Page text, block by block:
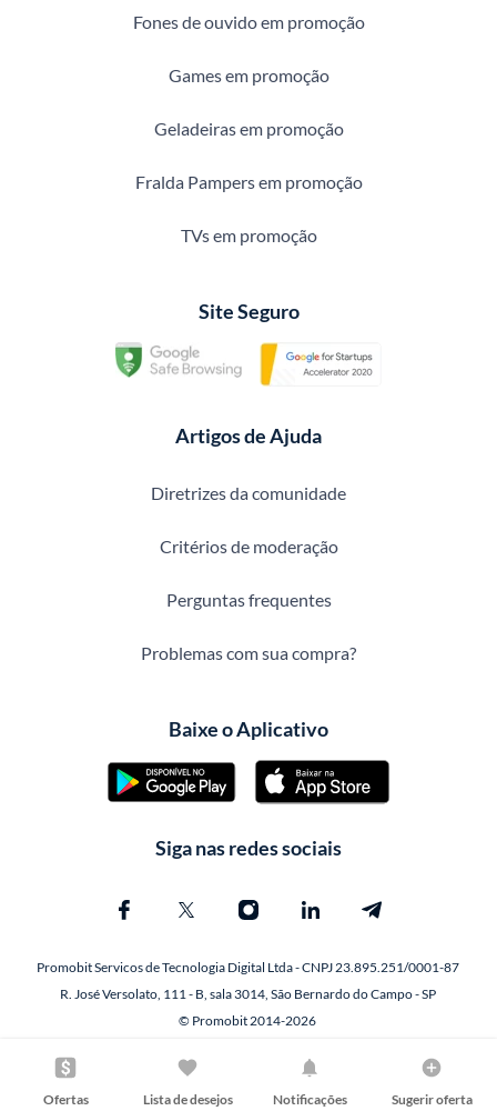
Ofertas Lista de desejos Notificações Sugerir oferta
Fones de ouvido em promoção
Games em promoção
Geladeiras em promoção
Fralda Pampers em promoção
TVs em promoção
Site Seguro
Artigos de Ajuda
Diretrizes da comunidade
Critérios de moderação
Perguntas frequentes
Problemas com sua compra?
Baixe o Aplicativo
Siga nas redes sociais
Promobit Servicos de Tecnologia Digital Ltda - CNPJ 23.895.251/0001-87
R. José Versolato, 111 - B, sala 3014, São Bernardo do Campo - SP
© Promobit 2014-2026